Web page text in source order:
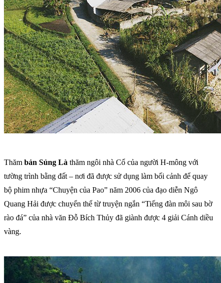
Thăm bản Sủng Là thăm ngôi nhà Cổ của người H-mông với
tường trình bằng đất – nơi đã được sử dụng làm bối cảnh để quay
bộ phim nhựa “Chuyện của Pao” năm 2006 của đạo diễn Ngô
Quang Hải được chuyển thể từ truyện ngắn “Tiếng đàn môi sau bờ
rào đá” của nhà văn Đỗ Bích Thủy đã giành được 4 giải Cánh diều
vàng.